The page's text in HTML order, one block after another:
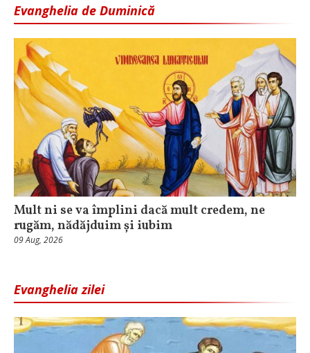
Evanghelia de Duminică
Mult ni se va împlini dacă mult credem, ne
rugăm, nădăjduim și iubim
09 Aug, 2026
Evanghelia zilei